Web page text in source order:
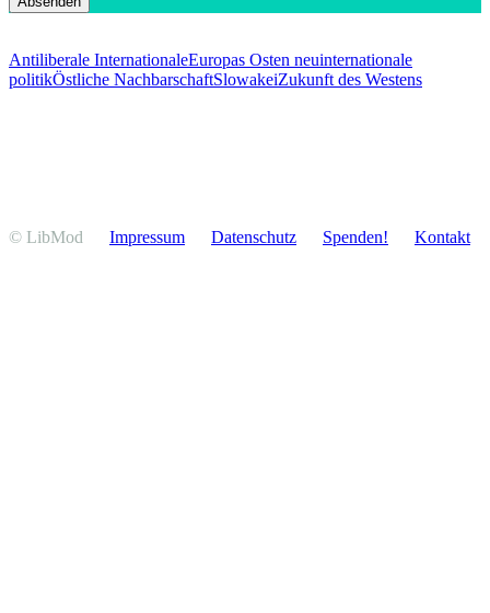
Antiliberale InternationaleEuropas Osten neuinternationale
politikÖstliche NachbarschaftSlowakeiZukunft des Westens
© LibMod Impressum Daten­schutz Spenden! Kontakt